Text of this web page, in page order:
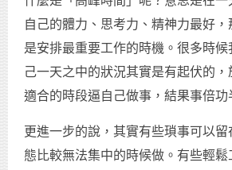
自己的體力、思考力、精神力最好
是安排最重要工作的時機。很多時候
己一天之中的狀況其實是有起伏的
適合的時段逼自己做事，結果事倍功
更進一步的說，其實有些瑣事可以
態比較無法集中的時候做。有些輕